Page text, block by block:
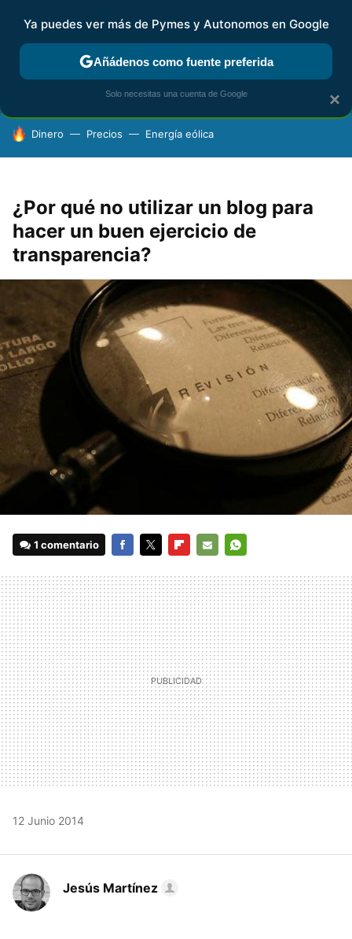
FISCALIDAD Y CONTABILIDAD KIT DIGITAL RENTA
HOY SE HABLA DE
Dinero Precios Energía eólica
¿Por qué no utilizar un blog para
hacer un buen ejercicio de
transparencia?
1 comentario
MAIL
12 Junio 2014
Jesús Martínez
×
Ya puedes ver más de Pymes y Autonomos en Google
Añádenos como fuente preferida
Solo necesitas una cuenta de Google